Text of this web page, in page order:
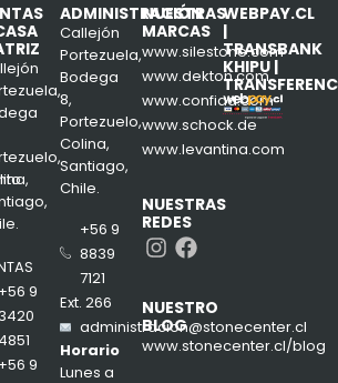
+56 9
3420
4851
+56 9
ADMINISTRACIÓN
Callejón
Portezuela,
Bodega
8,
Portezuelo,
Colina,
Santiago,
Chile.
+56 9
8839
7121
Ext. 266
administracion@stonecenter.cl
Horario
Lunes a
NUESTRAS
MARCAS
www.silestone.com
www.dekton.com
www.confiad.com
www.schock.de
www.levantina.com
NUESTRAS
REDES
Instagram
Facebook
NUESTRO
BLOG
www.stonecenter.cl/blog
WEBPAY.CL
|
TRANSBANK
KHIPU |